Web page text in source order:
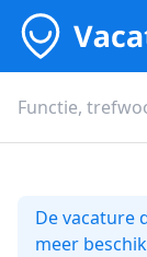
De vacature
meer